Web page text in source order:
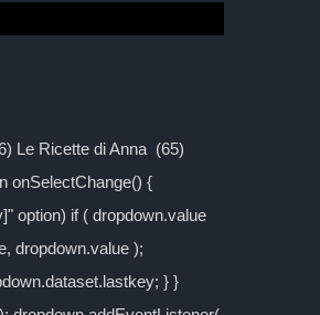
Le Ricette di Anna (65)
onSelectChange() {
option) if ( dropdown.value
dropdown.value );
} }